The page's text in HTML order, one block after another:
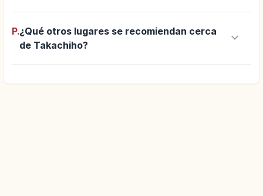
P.¿Qué otros lugares se recomiendan cerca
de Takachiho?
keyboard_arrow_down